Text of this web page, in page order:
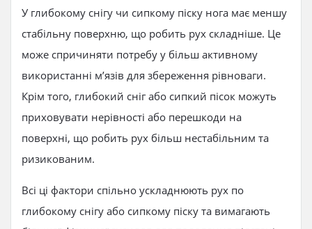
У глибокому снігу чи сипкому піску нога має меншу
стабільну поверхню, що робить рух складніше. Це
може спричиняти потребу у більш активному
використанні м’язів для збереження рівноваги.
Крім того, глибокий сніг або сипкий пісок можуть
приховувати нерівності або перешкоди на
поверхні, що робить рух більш нестабільним та
ризикованим.
Всі ці фактори спільно ускладнюють рух по
глибокому снігу або сипкому піску та вимагають